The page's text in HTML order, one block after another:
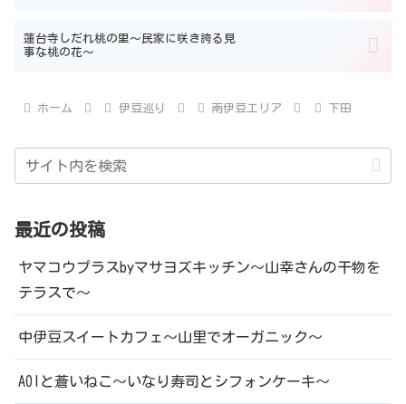
蓮台寺しだれ桃の里～民家に咲き誇る見
事な桃の花～
ホーム 伊豆巡り 南伊豆エリア 下田
最近の投稿
ヤマコウプラスbyマサヨズキッチン～山幸さんの干物を
テラスで～
中伊豆スイートカフェ～山里でオーガニック～
AOIと蒼いねこ～いなり寿司とシフォンケーキ～